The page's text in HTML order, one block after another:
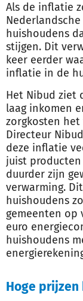
Als de inflatie
huishoudens
stijgen. Dit
keer eerder
inflatie in de
Het Nibud ziet
laag inkomen
zorgkosten het
Directeur
deze inflatie
juist
duurder zijn
verwarming.
huishoudens
gemeenten op
euro
huishoudens
Hoge prijzen